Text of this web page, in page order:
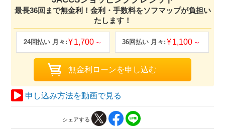
最長36回まで無金利！金利・手数料をソフマップが負担い
たします！
1,700 1,100
申し込み方法を動画で見る
シェアする